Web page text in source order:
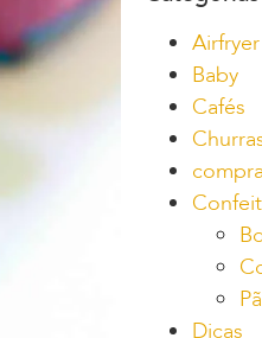
Airfryer
Baby
Cafés
Dicas